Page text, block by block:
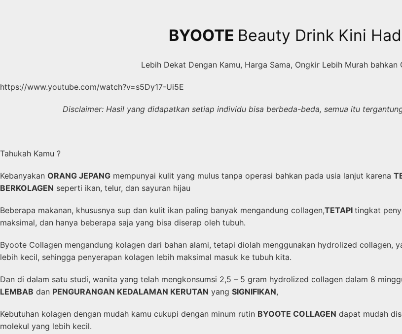
BYOOTE Beauty Drink Kini
Lebih Dekat Dengan Kamu, Harga Sama, Ongkir Lebih Murah bahkan
https://www.youtube.com/watch?v=s5Dy17-Ui5E
Disclaimer: Hasil yang didapatkan setiap individu bisa berbeda-beda, semua itu
Tahukah Kamu ?
Kebanyakan ORANG JEPANG mempunyai kulit yang mulus tanpa operasi bahkan pada usia lanjut karena
BERKOLAGEN seperti ikan, telur, dan sayuran hijau
Beberapa makanan, khususnya sup dan kulit ikan paling banyak mengandung collagen,TETAPI tingkat
maksimal, dan hanya beberapa saja yang bisa diserap oleh tubuh.
Byoote Collagen mengandung kolagen dari bahan alami, tetapi diolah menggunakan hydrolized collagen,
lebih kecil, sehingga penyerapan kolagen lebih maksimal masuk ke tubuh kita.
Dan di dalam satu studi, wanita yang telah mengkonsumsi 2,5 – 5 gram hydrolized collagen dalam 8
LEMBAB dan PENGURANGAN KEDALAMAN KERUTAN yang SIGNIFIKAN,
Kebutuhan kolagen dengan mudah kamu cukupi dengan minum rutin BYOOTE COLLAGEN dapat mudah
molekul yang lebih kecil.